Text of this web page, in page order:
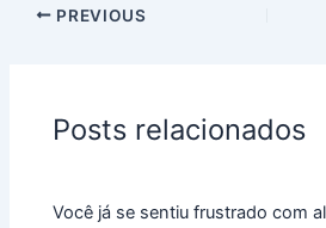
PREVIOUS
Posts relacionados
Você já se sentiu frustrado com